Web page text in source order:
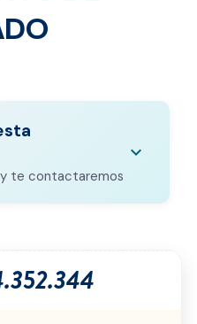
te contactaremos
expand_more